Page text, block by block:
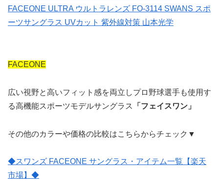
FACEONE ULTRA ウルトラレンズ FO-3114 SWANS スポ
ーツサングラス UVカット 紫外線対策 山本光学
FACEONE
広い視野と高いフィット感を両立しプロ野球選手も使用す
る高機能スポーツモデルサングラス
「フェイスワン」
その他のカラーや価格の比較はこちらからチェック▼
◆スワンズ FACEONE サングラス・アイテム一覧【楽天
市場】◆